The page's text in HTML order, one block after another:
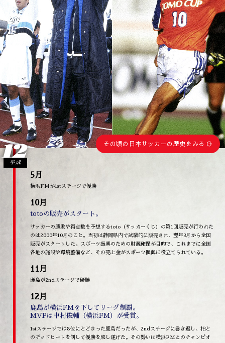
その頃の日本サッカーの歴史をみる
12
平成
5月
横浜FMが1stステージで優勝
10月
totoの販売がスタート。
サッカーの勝敗や得点数を予想するtoto（サッカーくじ）の第1回販売が行われた
のは2000年10月のこと。当初は静岡県内で試験的に販売され、翌年3月から全国
販売がスタートした。スポーツ振興のための財源確保が目的で、これまでに全国
各地の施設や環境整備など、その売上金がスポーツ振興に役立てられている。
11月
鹿島が2ndステージで優勝
12月
鹿島が横浜FMを下してリーグ制覇。
MVPは中村俊輔（横浜FM）が受賞。
1stステージでは8位にとどまった鹿島だったが、2ndステージに巻き返し、柏と
のデッドヒートを制して優勝を成し遂げた。その勢いは横浜FMとのチャンピオ